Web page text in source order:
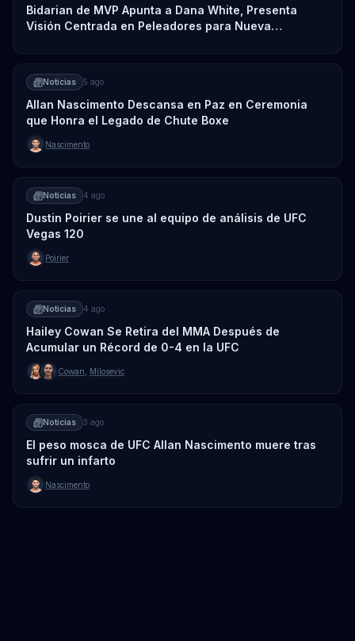
Bidarian de MVP Apunta a Dana White, Presenta
Visión Centrada en Peleadores para Nueva
Noticias 5 ago
Allan Nascimento Descansa en Paz en Ceremonia
que Honra el Legado de Chute Boxe
Nascimento
Noticias 4 ago
Dustin Poirier se une al equipo de análisis de UFC
Vegas 120
Poirier
Noticias 4 ago
Hailey Cowan Se Retira del MMA Después de
Acumular un Récord de 0-4 en la UFC
Cowan Milosevic
Noticias 3 ago
El peso mosca de UFC Allan Nascimento muere tras
sufrir un infarto
Nascimento